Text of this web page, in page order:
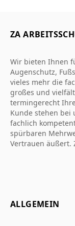
ZA
Wir bieten Ihnen
Augenschutz,
vieles mehr die
großes und
termingerecht
Kunde stehen
fachlich
spürbaren
Vertrauen äußert.
ALLGEMEIN